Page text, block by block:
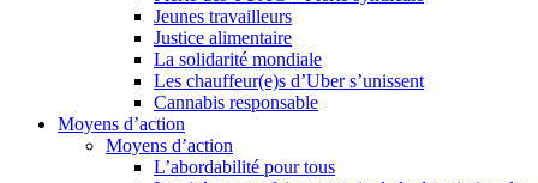
Jeunes travailleurs
Justice alimentaire
La solidarité mondiale
Les chauffeur(e)s d’Uber s’unissent
Cannabis responsable
Moyens d’action
Moyens d’action
L’abordabilité pour tous